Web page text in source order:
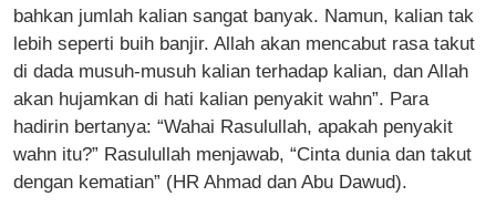
bahkan jumlah kalian sangat banyak. Namun, kalian tak
lebih seperti buih banjir. Allah akan mencabut rasa takut
di dada musuh-musuh kalian terhadap kalian, dan Allah
akan hujamkan di hati kalian penyakit wahn”. Para
hadirin bertanya: “Wahai Rasulullah, apakah penyakit
wahn itu?” Rasulullah menjawab, “Cinta dunia dan takut
dengan kematian” (HR Ahmad dan Abu Dawud).